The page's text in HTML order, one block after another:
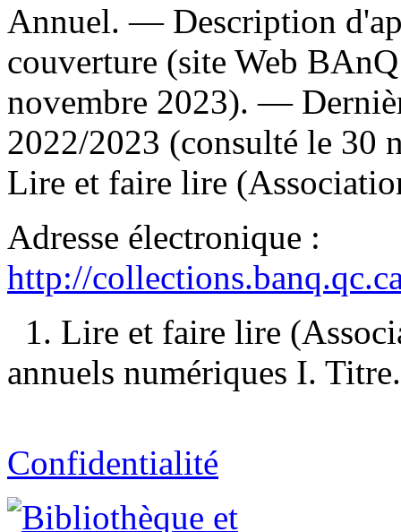
Annuel. — Description
couverture (site Web
novembre 2023). —
2022/2023 (consulté le
Lire et faire lire
Adresse électronique :
http://
1. Lire et faire lire
annuels numériques I. Titre.
Confidentialité